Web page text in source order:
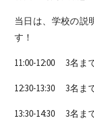
当日は、学校の説
す！
11:00-12:00 3名ま
12:30-13:30 3名ま
13:30-14:30 3名ま